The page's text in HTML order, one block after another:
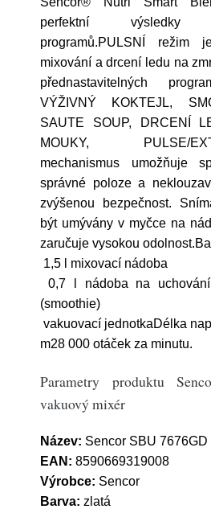
perfektní výsledky
programů.PULSNÍ režim
mixování a drcení ledu na
přednastavitelných
VÝŽIVNÝ KOKTEJL,
SAUTE SOUP, DRCENÍ
MOUKY, PULSE/
mechanismus umožňuje
správné poloze a
zvýšenou bezpečnost.
být umývány v myčce na
zaručuje vysokou
1,5 l mixovací nádoba
0,7 l nádoba na
(smoothie)
vakuovací jednotkaDélka
m28 000 otáček za minutu.
Parametry produktu
vakuový mixér
Název: Sencor SBU
EAN: 8590669319008
Výrobce: Sencor
Barva: zlatá